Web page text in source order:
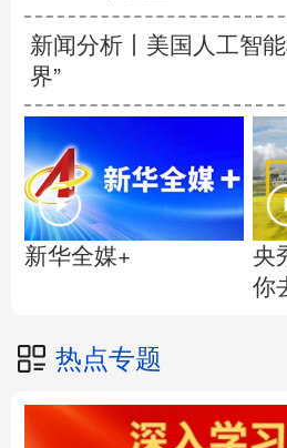
新闻分析丨美国人工智
界”
新华全媒+
央
你
热点专题